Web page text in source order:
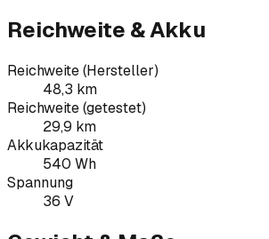
Reichweite & Akku
Reichweite (Hersteller)
48,3 km
Reichweite (getestet)
29,9 km
Akkukapazität
540 Wh
Spannung
36 V